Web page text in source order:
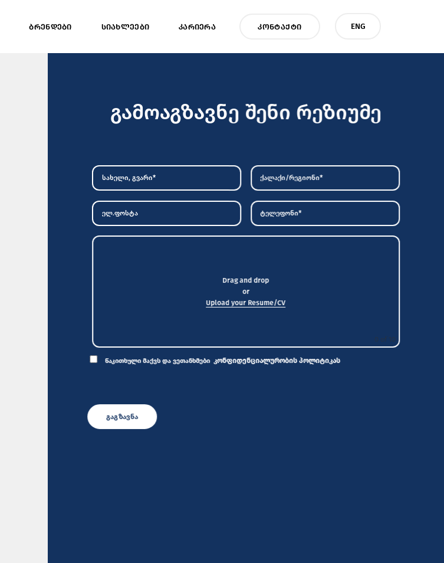
ᲑᲠᲔᲜᲓᲔᲑᲘ ᲡᲘᲐᲮᲚᲔᲔᲑᲘ ᲙᲐᲠᲘᲔᲠᲐ ᲙᲝᲜᲢᲐᲥᲢᲘ ENG
გამოაგზავნე შენი რეზიუმე
Drag and drop
or
Upload your Resume/CV
0 of 10
წაკითხული მაქვს და ვეთანხმები კონფიდენციალურობის პოლიტიკას